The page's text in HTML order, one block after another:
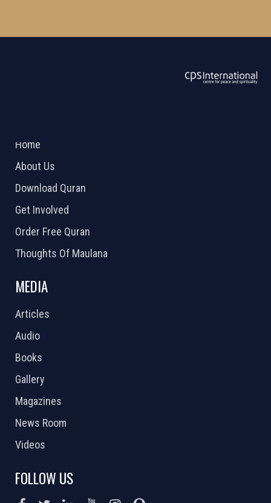
Home
About Us
Download Quran
Get Involved
Order Free Quran
Thoughts Of Maulana
MEDIA
Articles
Audio
Books
Gallery
Magazines
News Room
Videos
FOLLOW US